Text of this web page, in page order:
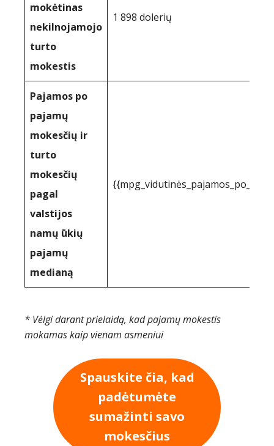
mokėtinas
nekilnojamojo
turto
mokestis
1 898 dolerių
Pajamos po
pajamų
mokesčių ir
turto
mokesčių
pagal
valstijos
namų ūkių
pajamų
medianą
* Vėlgi darant prielaidą, kad pajamų mokestis
mokamas kaip vienam asmeniui
Spauskite čia, kad
padėtumėte
sumažinti savo
mokesčius